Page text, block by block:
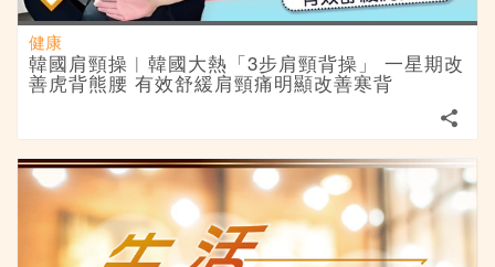
健康
韓國肩頸操︱韓國大熱「3步肩頸背操」 一星期改
善虎背熊腰 有效舒緩肩頸痛明顯改善寒背